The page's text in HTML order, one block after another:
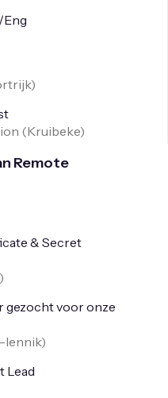
)
(Kruibeke)
Remote
& Secret
)
gezocht voor onze
lennik)
Lead